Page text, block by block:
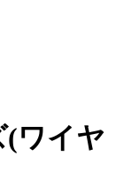
ワイヤ